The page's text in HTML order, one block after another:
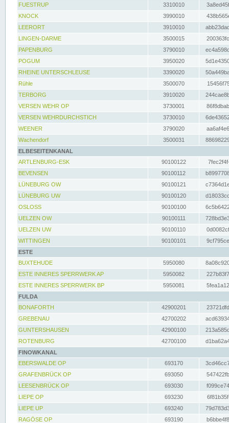
FUESTRUP
3310010
KNOCK
3990010
LEERORT
3910010
LINGEN-DARME
3500015
PAPENBURG
3790010
POGUM
3950020
RHEINE UNTERSCHLEUSE
3390020
Rühle
3500070
TERBORG
3910020
VERSEN WEHR OP
3730001
VERSEN WEHRDURCHSTICH
3730010
WEENER
3790020
Wachendorf
3500031
ELBESEITENKANAL
ARTLENBURG-ESK
90100122
BEVENSEN
90100112
LÜNEBURG OW
90100121
LÜNEBURG UW
90100120
OSLOSS
90100100
UELZEN OW
90100111
UELZEN UW
90100110
WITTINGEN
90100101
ESTE
BUXTEHUDE
5950080
ESTE INNERES SPERRWERK AP
5950082
ESTE INNERES SPERRWERK BP
5950081
FULDA
BONAFORTH
42900201
GREBENAU
42700202
GUNTERSHAUSEN
42900100
ROTENBURG
42700100
FINOWKANAL
EBERSWALDE OP
693170
GRAFENBRÜCK OP
693050
LEESENBRÜCK OP
693030
LIEPE OP
693230
LIEPE UP
693240
RAGÖSE OP
693190